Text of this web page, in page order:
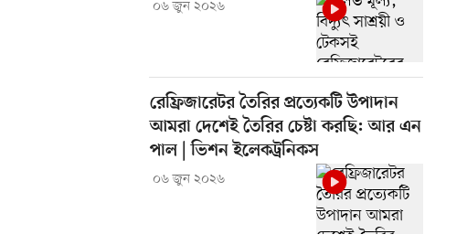
০৬ জুন ২০২৬
রেফ্রিজারেটর তৈরির প্রত্যেকটি উপাদান
আমরা দেশেই তৈরির চেষ্টা করছি: আর এন
পাল | ভিশন ইলেকট্রনিকস
০৬ জুন ২০২৬